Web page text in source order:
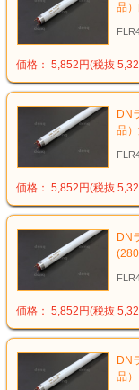
品
価格： 5,852円(税抜
DN
品
価格： 5,852円(税抜
DN
価格： 5,852円(税抜
DN
品